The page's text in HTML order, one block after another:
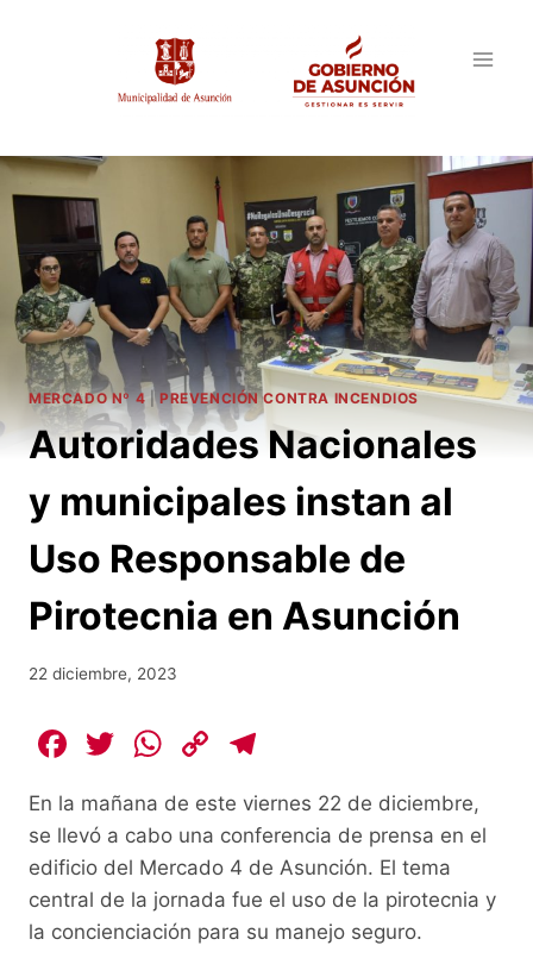
MERCADO Nº 4 |PREVENCIÓN CONTRA INCENDIOS
Autoridades Nacionales
y municipales instan al
Uso Responsable de
Pirotecnia en Asunción
22 diciembre, 2023
F
c
e
b
o
T
itt
er
W
at
s
A
p
C
p
y
Li
n
e
gr
a
m
En la mañana de este viernes 22 de diciembre,
se llevó a cabo una conferencia de prensa en el
edificio del Mercado 4 de Asunción. El tema
central de la jornada fue el uso de la pirotecnia y
la concienciación para su manejo seguro.